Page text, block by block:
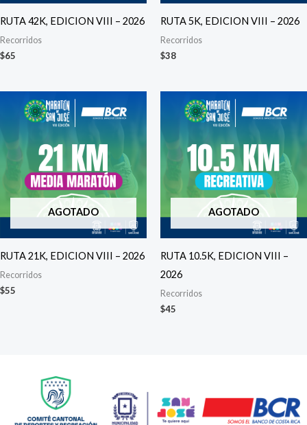
RUTA 42K, EDICION VIII – 2026
Recorridos
$65
RUTA 5K, EDICION VIII – 2026
Recorridos
$38
AGOTADO
RUTA 21K, EDICION VIII – 2026
Recorridos
$55
AGOTADO
RUTA 10.5K, EDICION VIII –
2026
Recorridos
$45